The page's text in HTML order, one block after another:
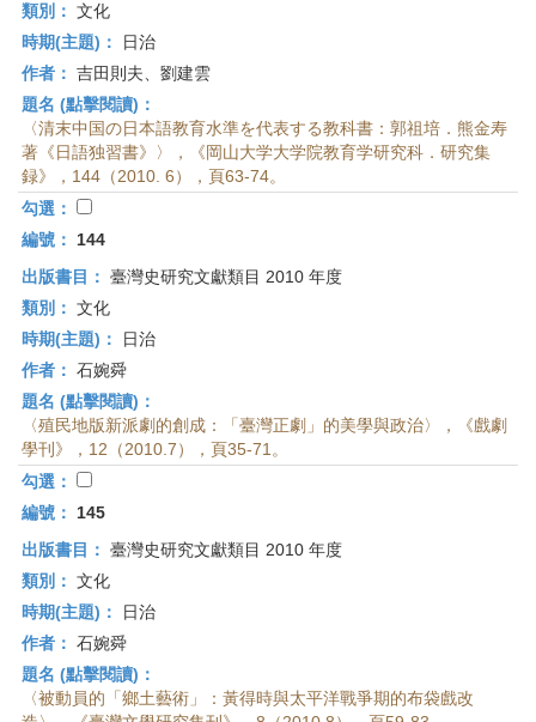
類別： 文化
時期(主題)：
日治
作者： 吉田則夫、劉建雲
題名 (點擊閱讀)：
〈清末中国の日本語教育水準を代表する教科書：郭祖培．熊金寿
著《日語独習書》〉，《岡山大学大学院教育学研究科．研究集
録》，144（2010. 6），頁63-74。
勾選：
編號：
144
出版書目： 臺灣史研究文獻類目 2010 年度
類別： 文化
時期(主題)：
日治
作者： 石婉舜
題名 (點擊閱讀)：
〈殖民地版新派劇的創成：「臺灣正劇」的美學與政治〉，《戲劇
學刊》，12（2010.7），頁35-71。
勾選：
編號：
145
出版書目： 臺灣史研究文獻類目 2010 年度
類別： 文化
時期(主題)：
日治
作者： 石婉舜
題名 (點擊閱讀)：
〈被動員的「鄉土藝術」：黃得時與太平洋戰爭期的布袋戲改